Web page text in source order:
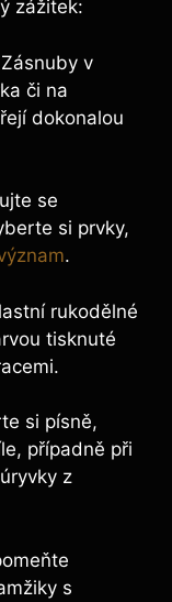
zážitek:
v
či na
dokonalou
se
si prvky,
.
rukodělné
tisknuté
si písně,
případně při
z
s